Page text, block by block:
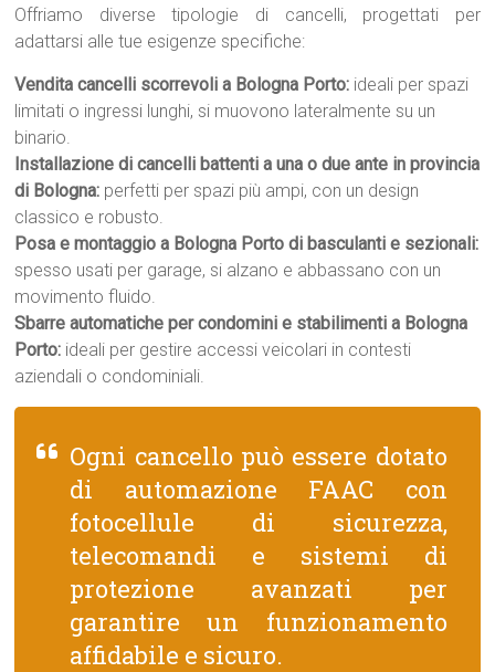
Offriamo diverse tipologie di cancelli, progettati per
adattarsi alle tue esigenze specifiche:
Vendita cancelli scorrevoli a Bologna Porto: ideali per spazi
limitati o ingressi lunghi, si muovono lateralmente su un
binario.
Installazione di cancelli battenti a una o due ante in provincia
di Bologna: perfetti per spazi più ampi, con un design
classico e robusto.
Posa e montaggio a Bologna Porto di basculanti e sezionali:
spesso usati per garage, si alzano e abbassano con un
movimento fluido.
Sbarre automatiche per condomini e stabilimenti a Bologna
Porto: ideali per gestire accessi veicolari in contesti
aziendali o condominiali.
Ogni cancello può essere dotato
di automazione FAAC con
fotocellule di sicurezza,
telecomandi e sistemi di
protezione avanzati per
garantire un funzionamento
affidabile e sicuro.